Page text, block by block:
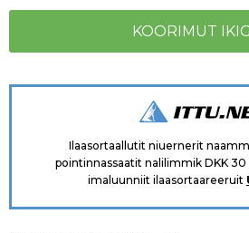
Ilaasortaallutit niuernerit
pointinnassaatit nalilimmik DKK 30
imaluunniit ilaasortaareeruit